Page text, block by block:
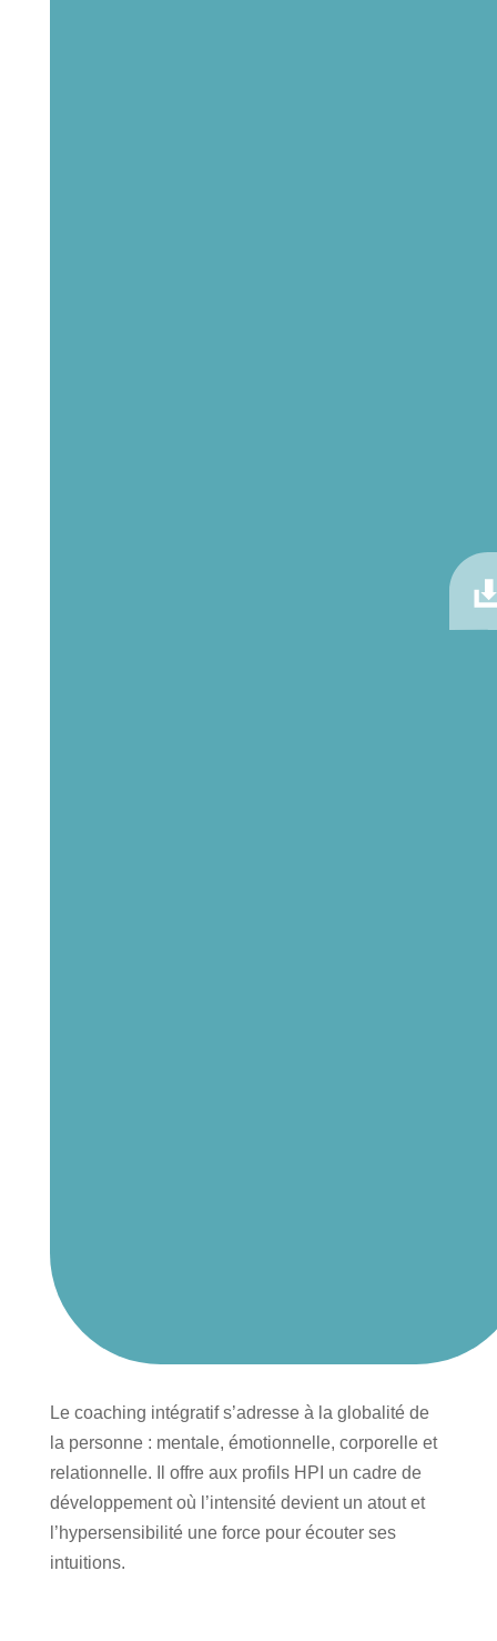
Le coaching intégratif s’adresse à la globalité de
la personne : mentale, émotionnelle, corporelle et
relationnelle. Il offre aux profils HPI un cadre de
développement où l’intensité devient un atout et
l’hypersensibilité une force pour écouter ses
intuitions.